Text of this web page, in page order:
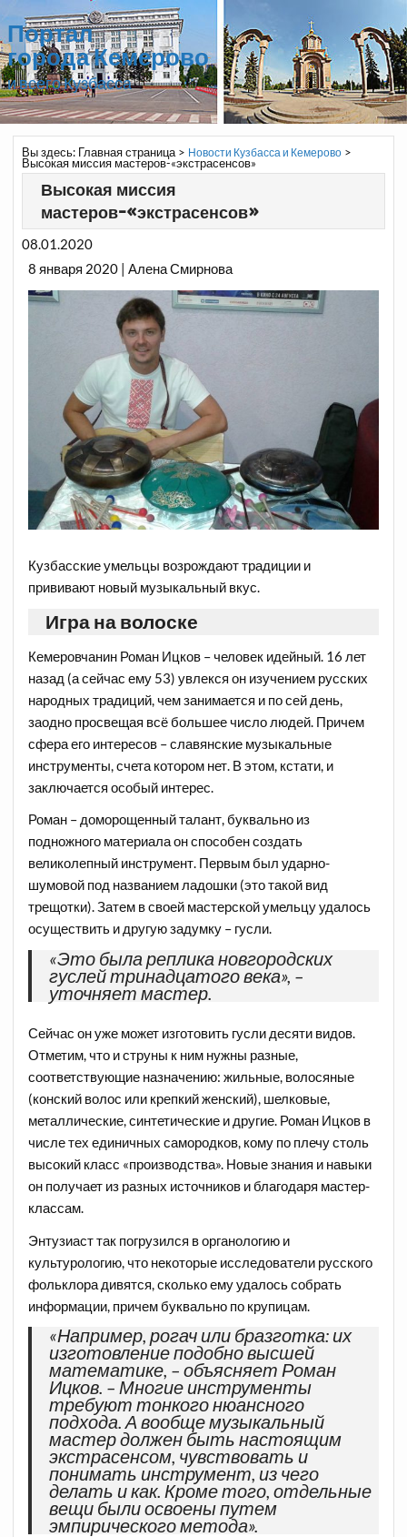
Портал
города Кемерово
и всего Кузбасса
Вы здесь: Главная страница> Новости Кузбасса и Кемерово>
Высокая миссия мастеров-«экстрасенсов»
Высокая миссия
мастеров-«экстрасенсов»
08.01.2020
8 января 2020 | Алена Смирнова
Кузбасские умельцы возрождают традиции и
прививают новый музыкальный вкус.
Игра на волоске
Кемеровчанин Роман Ицков – человек идейный. 16 лет
назад (а сейчас ему 53) увлекся он изучением русских
народных традиций, чем занимается и по сей день,
заодно просвещая всё большее число людей. Причем
сфера его интересов – славянские музыкальные
инструменты, счета котором нет. В этом, кстати, и
заключается особый интерес.
Роман – доморощенный талант, буквально из
подножного материала он способен создать
великолепный инструмент. Первым был ударно-
шумовой под названием ладошки (это такой вид
трещотки). Затем в своей мастерской умельцу удалось
осуществить и другую задумку – гусли.
«Это была реплика новгородских
гуслей тринадцатого века», –
уточняет мастер.
Сейчас он уже может изготовить гусли десяти видов.
Отметим, что и струны к ним нужны разные,
соответствующие назначению: жильные, волосяные
(конский волос или крепкий женский), шелковые,
металлические, синтетические и другие. Роман Ицков в
числе тех единичных самородков, кому по плечу столь
высокий класс «производства». Новые знания и навыки
он получает из разных источников и благодаря мастер-
классам.
Энтузиаст так погрузился в органологию и
культурологию, что некоторые исследователи русского
фольклора дивятся, сколько ему удалось собрать
информации, причем буквально по крупицам.
«Например, рогач или бразготка: их
изготовление подобно высшей
математике, – объясняет Роман
Ицков. – Многие инструменты
требуют тонкого нюансного
подхода. А вообще музыкальный
мастер должен быть настоящим
экстрасенсом, чувствовать и
понимать инструмент, из чего
делать и как. Кроме того, отдельные
вещи были освоены путем
эмпирического метода».